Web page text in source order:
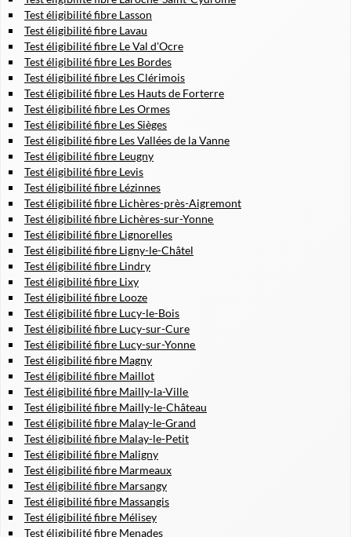
Test éligibilité fibre Lasson
Test éligibilité fibre Lavau
Test éligibilité fibre Le Val d'Ocre
Test éligibilité fibre Les Bordes
Test éligibilité fibre Les Clérimois
Test éligibilité fibre Les Hauts de Forterre
Test éligibilité fibre Les Ormes
Test éligibilité fibre Les Sièges
Test éligibilité fibre Les Vallées de la Vanne
Test éligibilité fibre Leugny
Test éligibilité fibre Levis
Test éligibilité fibre Lézinnes
Test éligibilité fibre Lichères-près-Aigremont
Test éligibilité fibre Lichères-sur-Yonne
Test éligibilité fibre Lignorelles
Test éligibilité fibre Ligny-le-Châtel
Test éligibilité fibre Lindry
Test éligibilité fibre Lixy
Test éligibilité fibre Looze
Test éligibilité fibre Lucy-le-Bois
Test éligibilité fibre Lucy-sur-Cure
Test éligibilité fibre Lucy-sur-Yonne
Test éligibilité fibre Magny
Test éligibilité fibre Maillot
Test éligibilité fibre Mailly-la-Ville
Test éligibilité fibre Mailly-le-Château
Test éligibilité fibre Malay-le-Grand
Test éligibilité fibre Malay-le-Petit
Test éligibilité fibre Maligny
Test éligibilité fibre Marmeaux
Test éligibilité fibre Marsangy
Test éligibilité fibre Massangis
Test éligibilité fibre Mélisey
Test éligibilité fibre Menades